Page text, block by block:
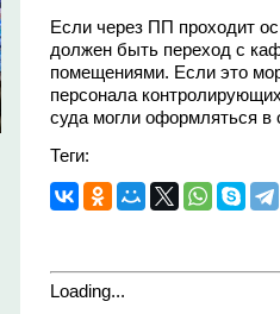
Если через ПП проходит
должен быть переход с
помещениями. Если это
персонала
суда могли оформляться в
Теги:
Loading...